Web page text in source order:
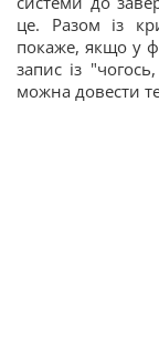
це. Разом із
покаже, якщо у
запис із
можна довести